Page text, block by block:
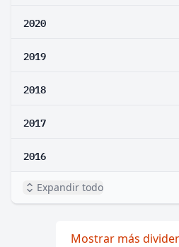
2020
2019
2018
2017
2016
Expandir todo
Mostrar más